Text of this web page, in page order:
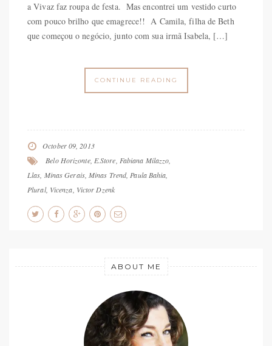
a Vivaz faz roupa de festa. Mas encontrei um vestido curto
com pouco brilho que emagrece!! A Camila, filha de Beth
que começou o negócio, junto com sua irmã Isabela, […]
CONTINUE READING
October 09, 2013
Belo Horizonte, E.Store Fabiana Milazzo
Llas Minas Gerais, Minas Trend, Paula Bahia
Plural, Vicenza Victor Dzenk
ABOUT ME